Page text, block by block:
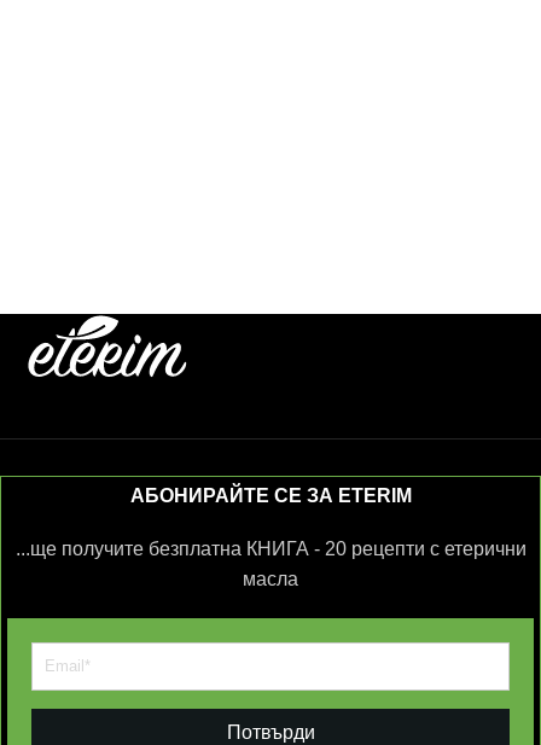
АБОНИРАЙТЕ СЕ ЗА ETERIM
...ще получите безплатна КНИГА - 20 рецепти с етерични
масла
Потвърди